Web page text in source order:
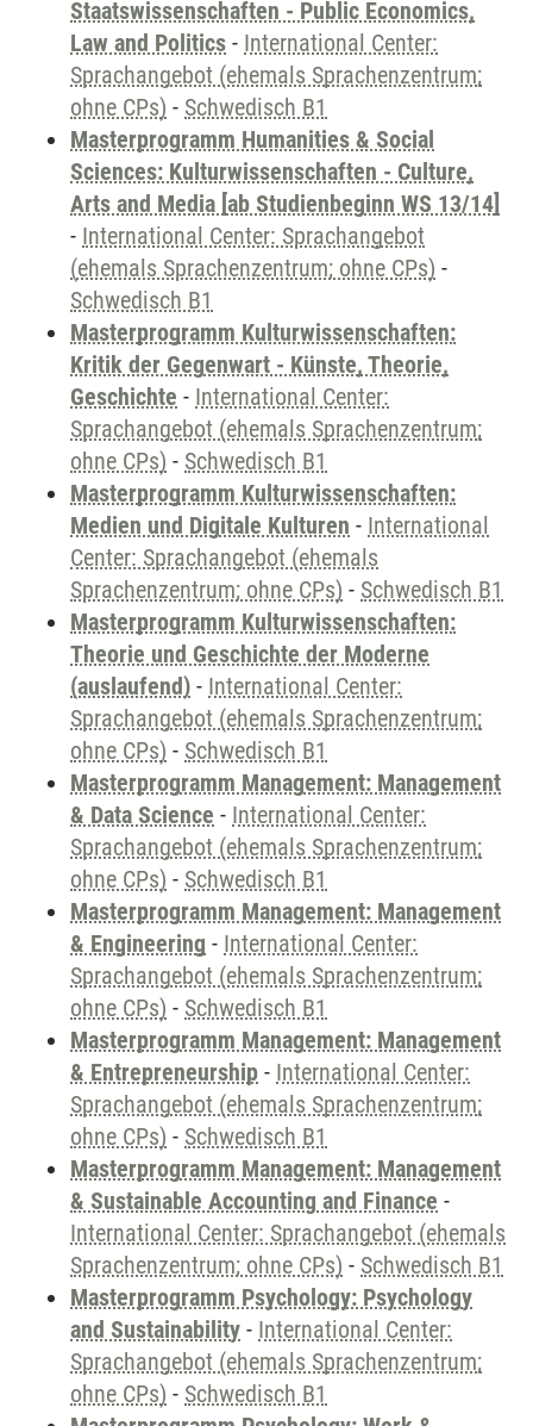
Staatswissenschaften - Public Economics,
Law and Politics - International Center:
Sprachangebot (ehemals Sprachenzentrum;
ohne CPs) - Schwedisch B1
Masterprogramm Humanities & Social
Sciences: Kulturwissenschaften - Culture,
Arts and Media [ab Studienbeginn WS 13/14]
- International Center: Sprachangebot
(ehemals Sprachenzentrum; ohne CPs) -
Schwedisch B1
Masterprogramm Kulturwissenschaften:
Kritik der Gegenwart - Künste, Theorie,
Geschichte - International Center:
Sprachangebot (ehemals Sprachenzentrum;
ohne CPs) - Schwedisch B1
Masterprogramm Kulturwissenschaften:
Medien und Digitale Kulturen - International
Center: Sprachangebot (ehemals
Sprachenzentrum; ohne CPs) - Schwedisch B1
Masterprogramm Kulturwissenschaften:
Theorie und Geschichte der Moderne
(auslaufend) - International Center:
Sprachangebot (ehemals Sprachenzentrum;
ohne CPs) - Schwedisch B1
Masterprogramm Management: Management
& Data Science - International Center:
Sprachangebot (ehemals Sprachenzentrum;
ohne CPs) - Schwedisch B1
Masterprogramm Management: Management
& Engineering - International Center:
Sprachangebot (ehemals Sprachenzentrum;
ohne CPs) - Schwedisch B1
Masterprogramm Management: Management
& Entrepreneurship - International Center:
Sprachangebot (ehemals Sprachenzentrum;
ohne CPs) - Schwedisch B1
Masterprogramm Management: Management
& Sustainable Accounting and Finance -
International Center: Sprachangebot (ehemals
Sprachenzentrum; ohne CPs) - Schwedisch B1
Masterprogramm Psychology: Psychology
and Sustainability - International Center:
Sprachangebot (ehemals Sprachenzentrum;
ohne CPs) - Schwedisch B1